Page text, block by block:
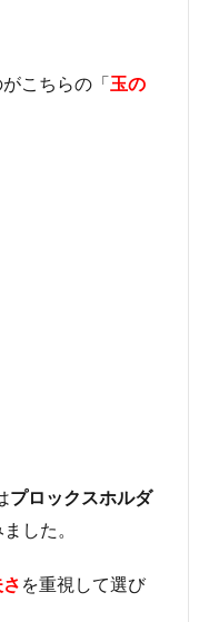
こちらの「玉の
プロックスホルダ
した。
を重視して選び